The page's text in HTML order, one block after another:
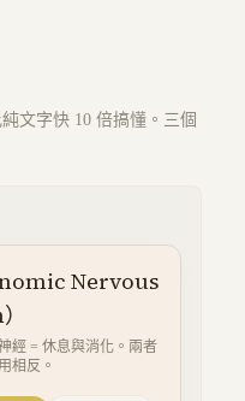
文字快 10 倍搞懂。三個
Nervous
經 = 休息與消化。兩者
相反。